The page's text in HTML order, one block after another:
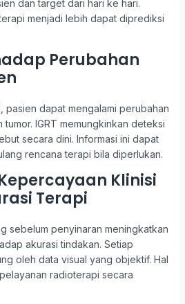
dan target dari hari ke hari.
menjadi lebih dapat diprediksi
Perubahan
pasien dapat mengalami perubahan
IGRT memungkinkan deteksi
secara dini. Informasi ini dapat
rencana terapi bila diperlukan.
Klinisi
Terapi
sebelum penyinaran meningkatkan
akurasi tindakan. Setiap
oleh data visual yang objektif. Hal
radioterapi secara